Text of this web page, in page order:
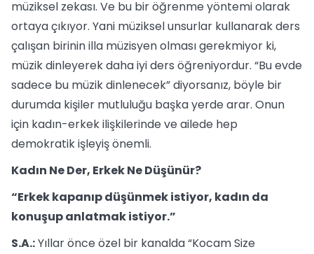
müziksel zekası. Ve bu bir öğrenme yöntemi olarak
ortaya çıkıyor. Yani müziksel unsurlar kullanarak ders
çalışan birinin illa müzisyen olması gerekmiyor ki,
müzik dinleyerek daha iyi ders öğreniyordur. “Bu evde
sadece bu müzik dinlenecek” diyorsanız, böyle bir
durumda kişiler mutluluğu başka yerde arar. Onun
için kadın-erkek ilişkilerinde ve ailede hep
demokratik işleyiş önemli.
Kadın Ne Der, Erkek Ne Düşünür?
“Erkek kapanıp düşünmek istiyor, kadın da
konuşup anlatmak istiyor.”
S.A.:Yıllar önce özel bir kanalda “Kocam Size